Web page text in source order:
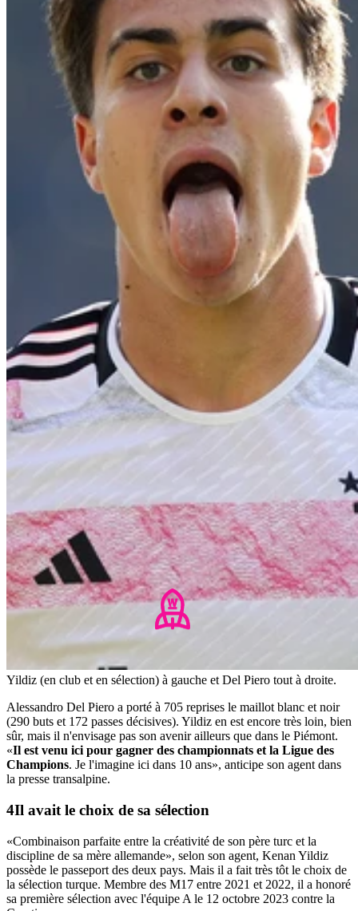
Yildiz (en club et en sélection) à gauche et Del Piero tout à droite.
Alessandro Del Piero a porté à 705 reprises le maillot blanc et noir
(290 buts et 172 passes décisives). Yildiz en est encore très loin, bien
sûr, mais il n'envisage pas son avenir ailleurs que dans le Piémont.
«Il est venu ici pour gagner des championnats et la Ligue des
Champions. Je l'imagine ici dans 10 ans», anticipe son agent dans
la presse transalpine.
Il avait le choix de sa sélection
«Combinaison parfaite entre la créativité de son père turc et la
discipline de sa mère allemande», selon son agent, Kenan Yildiz
possède le passeport des deux pays. Mais il a fait très tôt le choix de
la sélection turque. Membre des M17 entre 2021 et 2022, il a honoré
sa première sélection avec l'équipe A le 12 octobre 2023 contre la